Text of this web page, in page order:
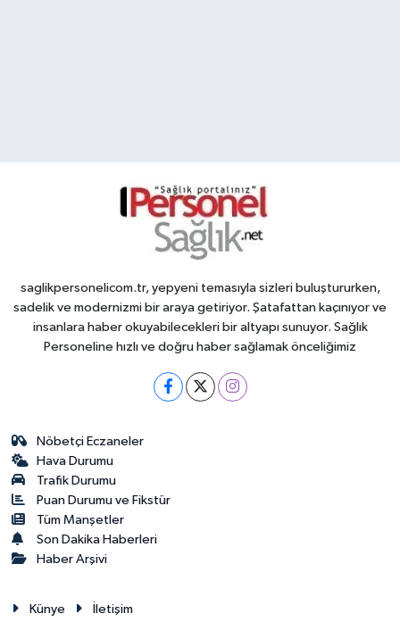
saglikpersonelicom.tr, yepyeni temasıyla sizleri buluştururken,
sadelik ve modernizmi bir araya getiriyor. Şatafattan kaçınıyor ve
insanlara haber okuyabilecekleri bir altyapı sunuyor. Sağlık
Personeline hızlı ve doğru haber sağlamak önceliğimiz
Nöbetçi Eczaneler
Hava Durumu
Trafik Durumu
Puan Durumu ve Fikstür
Tüm Manşetler
Son Dakika Haberleri
Haber Arşivi
Künye İletişim